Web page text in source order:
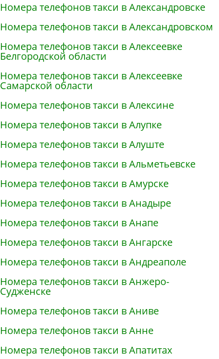
Номера телефонов такси в Александровске
Номера телефонов такси в Александровском
Номера телефонов такси в Алексеевке
Белгородской области
Номера телефонов такси в Алексеевке
Самарской области
Номера телефонов такси в Алексине
Номера телефонов такси в Алупке
Номера телефонов такси в Алуште
Номера телефонов такси в Альметьевске
Номера телефонов такси в Амурске
Номера телефонов такси в Анадыре
Номера телефонов такси в Анапе
Номера телефонов такси в Ангарске
Номера телефонов такси в Андреаполе
Номера телефонов такси в Анжеро-
Судженске
Номера телефонов такси в Аниве
Номера телефонов такси в Анне
Номера телефонов такси в Апатитах